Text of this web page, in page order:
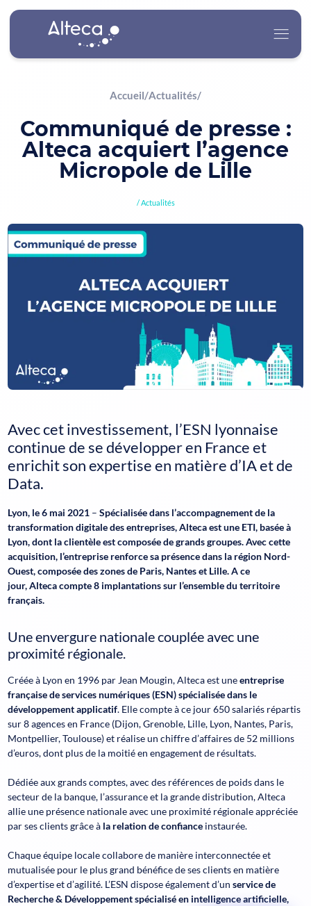
Nos Services
Nos Secteurs d’Activité
Actualités
Contact
Accueil/Actualités/
Communiqué de presse :
Alteca acquiert l’agence
Micropole de Lille
Actualités
Avec cet investissement, l’ESN lyonnaise
continue de se développer en France et
enrichit son expertise en matière d’IA et de
Data.
Lyon, le 6 mai 2021 –Spécialisée dans l’accompagnement de la
transformation digitale des entreprises,Alteca est une ETI, basée à
Lyon, dont la clientèle est composée de grands groupes. Avec cette
acquisition, l’entreprise renforce sa présence dans la région Nord-
Ouest, composée des zones de Paris, Nantes et Lille. A ce
jour, Alteca compte 8 implantations sur l’ensemble du territoire
français.
Une envergure nationale couplée avec une
proximité régionale
Créée à Lyon en 1996 par Jean Mougin, Alteca est uneentreprise
française de services numériques (ESN) spécialisée dans le
développement applicatif. Elle compte à ce jour 650 salariés répartis
sur 8 agences en France (Dijon, Grenoble, Lille, Lyon, Nantes, Paris,
Montpellier, Toulouse) et réalise un chiffre d’affaires de 52 millions
d’euros, dont plus de la moitié en engagement de résultats.
Dédiée aux grands comptes, avec des références de poids dans le
secteur de la banque, l’assurance et la grande distribution, Alteca
allie une présence nationale avec une proximité régionale appréciée
par ses clients grâce à la relation de confiance instaurée.
Chaque équipe locale collabore de manière interconnectée et
mutualisée pour le plus grand bénéfice de ses clients en matière
d’expertise et d’agilité. L’ESN dispose également d’unservice de
Recherche & Développement spécialisé en intelligence artificielle,